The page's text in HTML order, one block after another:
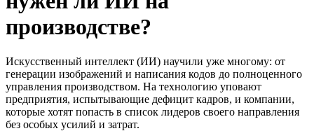
производстве?
Искусственный интеллект (ИИ) научили уже многому: от
генерации изображений и написания кодов до полноценного
управления производством. На технологию уповают
предприятия, испытывающие дефицит кадров, и компании,
которые хотят попасть в список лидеров своего направления
без особых усилий и затрат.